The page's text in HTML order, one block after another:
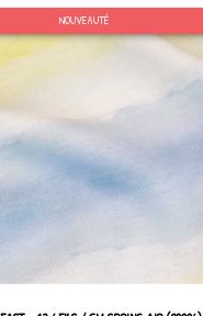
NOUVEAUTÉ